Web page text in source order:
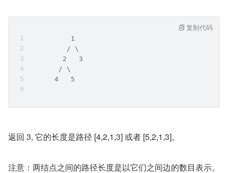
          1
         / \
        2   3
       / \
      4   5
复制代码
返回 3, 它的长度是路径 [4,2,1,3] 或者 [5,2,1,3]。
注意：两结点之间的路径长度是以它们之间边的数目表示。